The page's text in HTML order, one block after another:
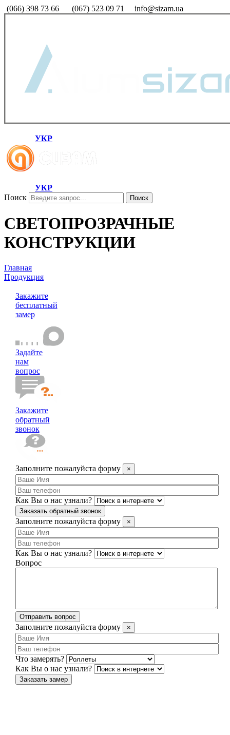
(066) 398 73 66 (067) 523 09 71 info@sizam.ua
УКР
УКР
Поиск
Поиск
СВЕТОПРОЗРАЧНЫЕ
КОНСТРУКЦИИ
Главная
Продукция
Закажите
бесплатный
замер
Задайте
нам
вопрос
Закажите
обратный
звонок
Заполните пожалуйста форму ×
Как Вы о нас узнали?
Заказать обратный звонок
Заполните пожалуйста форму ×
Как Вы о нас узнали?
Вопрос
Отправить вопрос
Заполните пожалуйста форму ×
Что замерять?
Как Вы о нас узнали?
Заказать замер